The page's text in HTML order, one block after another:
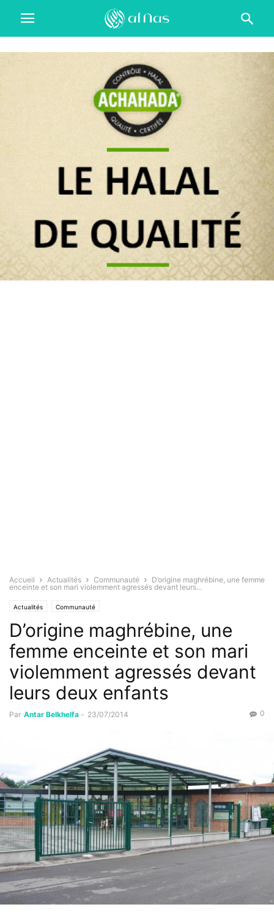
Accueil Actualités Communauté
D’origine maghrébine, une femme
enceinte et son mari violemment agressés devant leurs...
Actualités Communauté
D’origine maghrébine, une
femme enceinte et son mari
violemment agressés devant
leurs deux enfants
Par Antar Belkhelfa - 23/07/2014 0